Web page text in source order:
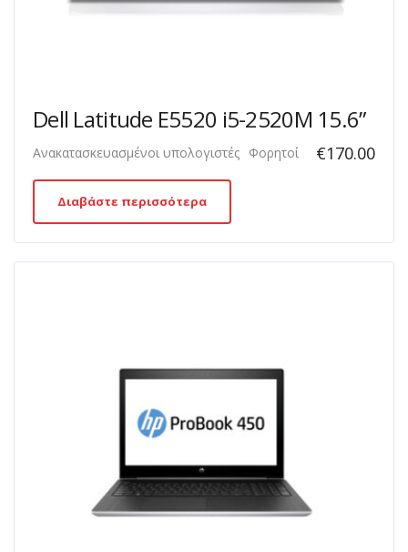
Dell Latitude E5520 i5-2520M 15.6”
Ανακατασκευασμένοι υπολογιστές Φορητοί €170.00
Διαβάστε περισσότερα